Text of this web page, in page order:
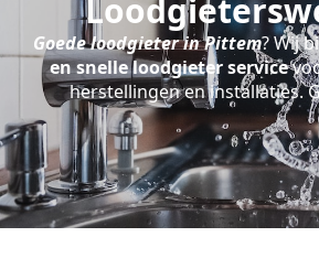
Goede loodgieter in Pittem? Wij
en snelle loodgieter service
herstellingen en installaties.